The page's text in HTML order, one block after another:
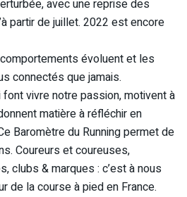
avec une reprise des
partir de juillet. 2022 est encore
évoluent et les
connectés que jamais.
vivre notre passion, motivent à
matière à réfléchir en
Baromètre du Running permet de
Coureurs et coureuses,
clubs & marques : c’est à nous
de la course à pied en France.